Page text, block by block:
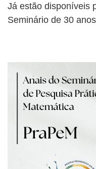
Já estão disponíveis
Seminário de 30